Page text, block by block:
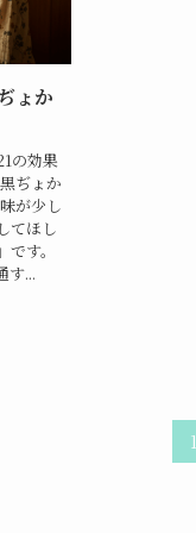
ょか
の効果
ぢょか
が少し
てほし
す。
す...
1